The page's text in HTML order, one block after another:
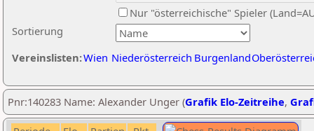
Sortierung
Nur "österreichische" Spieler
Vereinslisten:Wien Niederösterreich Burgenland
Pnr:140283 Name: Alexander Unger (Grafik Elo-Zeitreihe,